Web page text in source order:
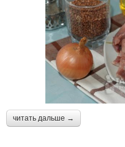
читать дальше →